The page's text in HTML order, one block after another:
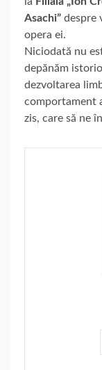
Asachi” despre
opera ei.
Niciodată nu
depănăm
dezvoltarea
comportament
zis, care să ne